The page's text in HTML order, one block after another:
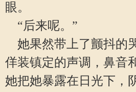
眼。
“后来呢。”
她果然带上了颤抖的
佯装镇定的声调，鼻音
她把她暴露在日光下，